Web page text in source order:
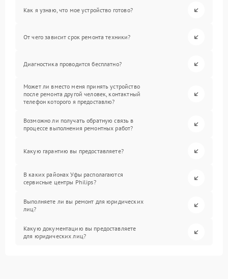
Как я узнаю, что мое устройство готово?
От чего зависит срок ремонта техники?
Диагностика проводится бесплатно?
Может ли вместо меня принять устройство
после ремонта другой человек, контактный
телефон которого я предоставлю?
Возможно ли получать обратную связь в
процессе выполнения ремонтных работ?
Какую гарантию вы предоставляете?
В каких районах Уфы располагаются
сервисные центры Philips?
Выполняете ли вы ремонт для юридических
лиц?
Какую документацию вы предоставляете
для юридических лиц?